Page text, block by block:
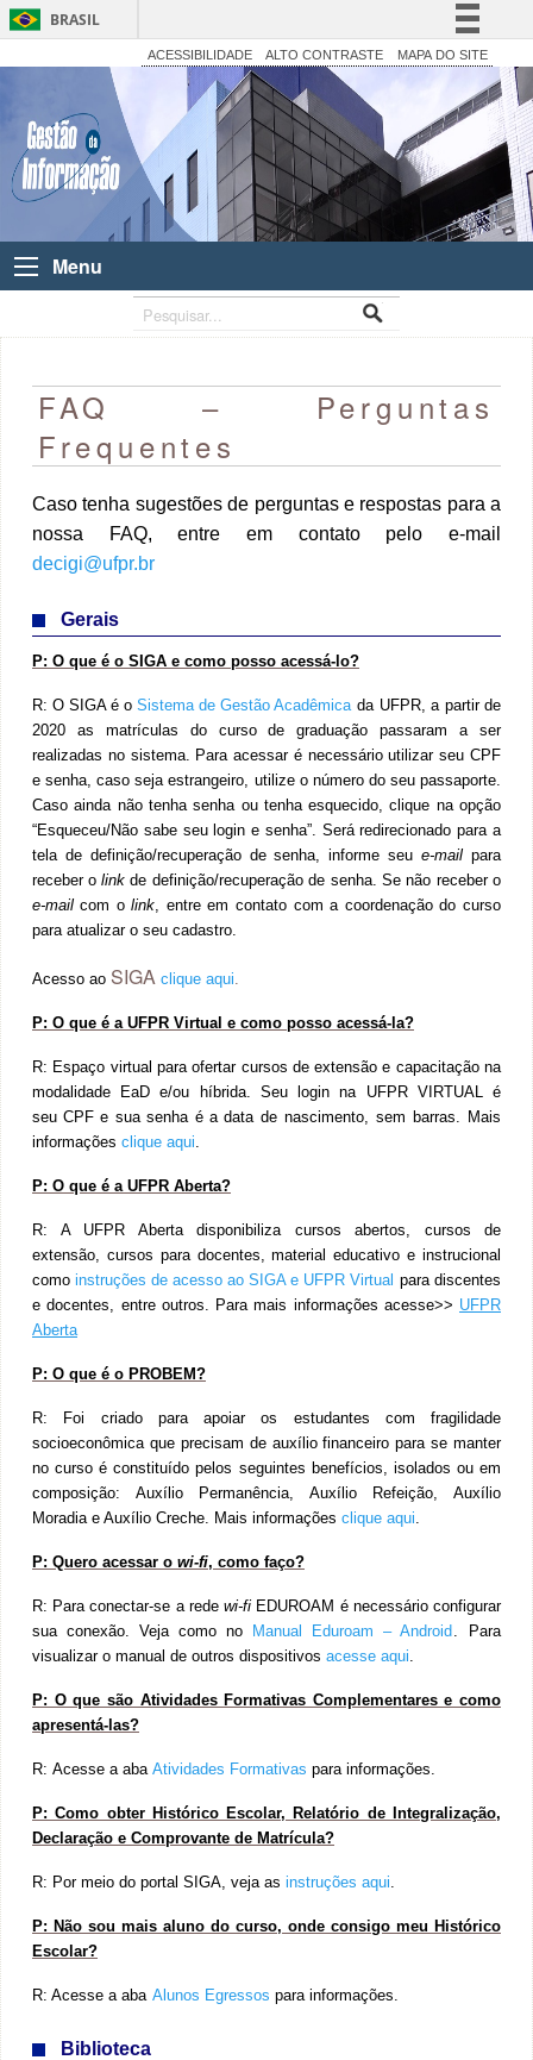
BRASIL
Simplifique!
Comunica BR
Participe
Acesso à informação
Legislação
ACESSIBILIDADE ALTO CONTRASTE MAPA DO SITE
Menu
FAQ – Perguntas
Frequentes
Caso tenha sugestões de perguntas e respostas para a
nossa FAQ, entre em contato pelo e-mail
decigi@ufpr.br
Gerais
P: O que é o SIGA e como posso acessá-lo?
R: O SIGA é o Sistema de Gestão Acadêmica da UFPR, a partir de
2020 as matrículas do curso de graduação passaram a ser
realizadas no sistema. Para acessar é necessário utilizar seu CPF
e senha, caso seja estrangeiro, utilize o número do seu passaporte.
Caso ainda não tenha senha ou tenha esquecido, clique na opção
“Esqueceu/Não sabe seu login e senha”. Será redirecionado para a
tela de definição/recuperação de senha, informe seu e-mail para
receber o link de definição/recuperação de senha. Se não receber o
e-mail com o link , entre em contato com a coordenação do curso
para atualizar o seu cadastro.
Acesso ao SIGA clique aqui
P: O que é a UFPR Virtual e como posso acessá-la?
R: Espaço virtual para ofertar cursos de extensão e capacitação na
modalidade EaD e/ou híbrida. Seu login na UFPR VIRTUAL é
seu CPF e sua senha é a data de nascimento, sem barras. Mais
informações clique aqui
P: O que é a UFPR Aberta?
R: A UFPR Aberta disponibiliza cursos abertos, cursos de
extensão, cursos para docentes, material educativo e instrucional
como instruções de acesso ao SIGA e UFPR Virtual para discentes
e docentes, entre outros. Para mais informações acesse>> UFPR
Aberta
P: O que é o PROBEM?
R: Foi criado para apoiar os estudantes com fragilidade
socioeconômica que precisam de auxílio financeiro para se manter
no curso é constituído pelos seguintes benefícios, isolados ou em
composição: Auxílio Permanência, Auxílio Refeição, Auxílio
Moradia e Auxílio Creche. Mais informações clique aqui
P: Quero acessar o wi-fi, como faço?
R: Para conectar-se a rede wi-fi EDUROAM é necessário configurar
sua conexão. Veja como no
Manual Eduroam – Android
. Para
visualizar o manual de outros dispositivos acesse aqui
P: O que são Atividades Formativas Complementares e como
apresentá-las?
R: Acesse a aba Atividades Formativas para informações.
P: Como obter Histórico Escolar, Relatório de Integralização,
Declaração e Comprovante de Matrícula?
R: Por meio do portal SIGA, veja as instruções aqui
P: Não sou mais aluno do curso, onde consigo meu Histórico
Escolar?
R: Acesse a aba Alunos Egressos para informações.
Biblioteca